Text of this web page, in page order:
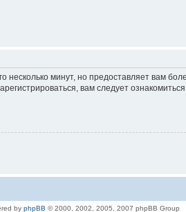
минут, но предоставляет вам
вам следует
by phpBB © 2000, 2002, 2005, 2007 phpBB Group